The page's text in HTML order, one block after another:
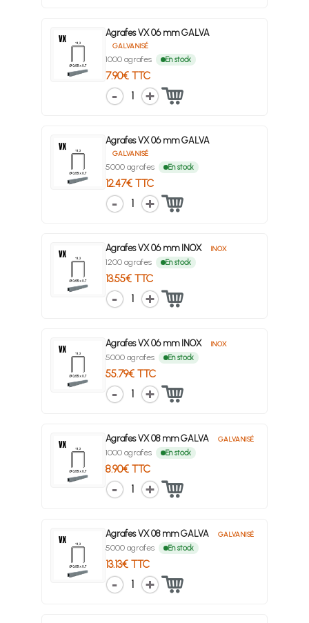
Agrafes VX 06 mm GALVA
GALVANISÉ
1000 agrafes En stock
7.90€ TTC
1
Agrafes VX 06 mm GALVA
GALVANISÉ
5000 agrafes En stock
12.47€ TTC
1
Agrafes VX 06 mm INOX INOX
1200 agrafes En stock
13.55€ TTC
1
Agrafes VX 06 mm INOX INOX
5000 agrafes En stock
55.79€ TTC
1
Agrafes VX 08 mm GALVA GALVANISÉ
1000 agrafes En stock
8.90€ TTC
1
Agrafes VX 08 mm GALVA GALVANISÉ
5000 agrafes En stock
13.13€ TTC
1